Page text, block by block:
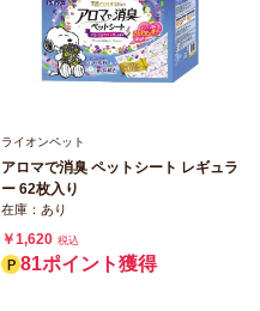
ライオンペット
アロマで消臭 ペットシート レギュラ
ー 62枚入り
在庫：あり
￥1,620 税込
81ポイント獲得